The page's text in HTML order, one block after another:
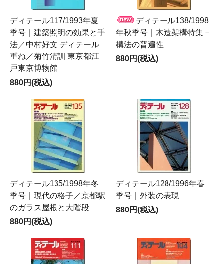
ディテール117/1993年夏
季号｜建築照明の効果と手
法／中村好文 ディテール
重ね／菊竹清訓 東京都江
戸東京博物館
880円(税込)
ディテール138/1998
年秋季号｜木造架構特集－
構法の普遍性
880円(税込)
ディテール135/1998年冬
季号｜現代の格子／京都駅
のガラス屋根と大階段
880円(税込)
ディテール128/1996年春
季号｜外装の表現
880円(税込)